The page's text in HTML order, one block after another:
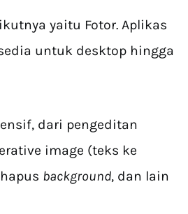
yaitu Fotor. Aplikas
untuk desktop hingga
dari pengeditan
image (teks ke
background, dan lain